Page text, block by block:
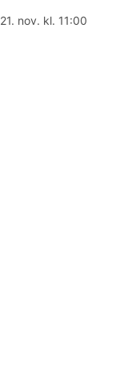
21. nov. kl. 11:00